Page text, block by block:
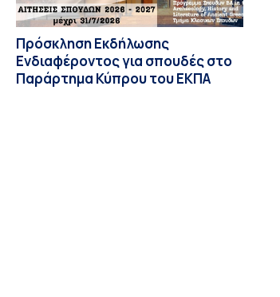
Πρόσκληση Εκδήλωσης
Ενδιαφέροντος για σπουδές στο
Παράρτημα Κύπρου του ΕΚΠΑ